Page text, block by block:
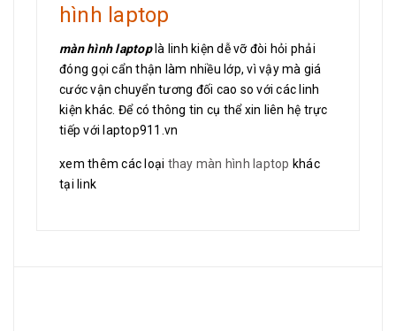
hình laptop
màn hình laptoplà linh kiện dễ vỡ đòi hỏi phải
đóng gọi cẩn thận làm nhiều lớp, vì vậy mà giá
cước vận chuyển tương đối cao so với các linh
kiện khác. Để có thông tin cụ thể xin liên hệ trực
tiếp với laptop911.vn
xem thêm các loại thay màn hình laptop khác
tại link